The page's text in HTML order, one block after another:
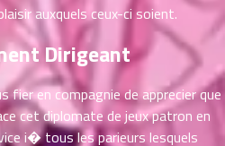
auxquels ceux-ci soient.
Dirigeant
fier en compagnie de apprecier que
cet diplomate de jeux patron en
i� tous les parieurs lesquels